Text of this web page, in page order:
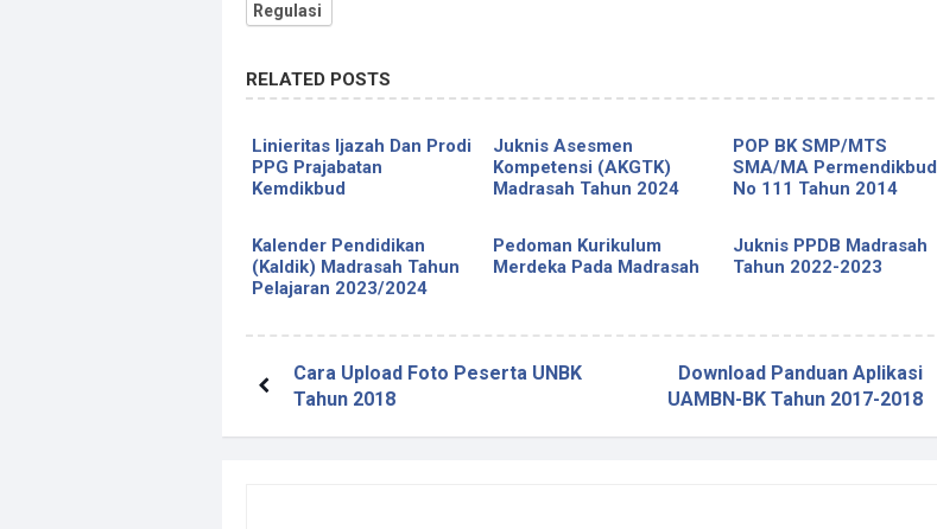
Regulasi
RELATED POSTS
Linieritas Ijazah Dan Prodi
PPG Prajabatan
Kemdikbud
Juknis Asesmen
Kompetensi (AKGTK)
Madrasah Tahun 2024
POP BK SMP/MTS
SMA/MA Permendikbud
No 111 Tahun 2014
Kalender Pendidikan
(Kaldik) Madrasah Tahun
Pelajaran 2023/2024
Pedoman Kurikulum
Merdeka Pada Madrasah
Juknis PPDB Madrasah
Tahun 2022-2023
Cara Upload Foto Peserta UNBK
Tahun 2018
Download Panduan Aplikasi
UAMBN-BK Tahun 2017-2018